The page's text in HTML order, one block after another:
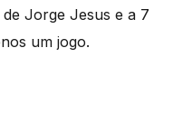
Jorge Jesus e a 7
um jogo.